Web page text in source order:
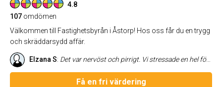
4.8
107 omdömen
Välkommen till Fastighetsbyrån i Åstorp! Hos oss får du en trygg
och skräddarsydd affär.
Elzana S: Det var nervöst och pirrigt. Vi stressade en hel för att vi blev helt kära i huset. Mäklaren var verkligen fantastisk och super trevlig. Vi fick svar på alla våra konstiga frågor och lika mycket som hon var där för säljarna kände vi som köpare trygghet.
Få en fri värdering